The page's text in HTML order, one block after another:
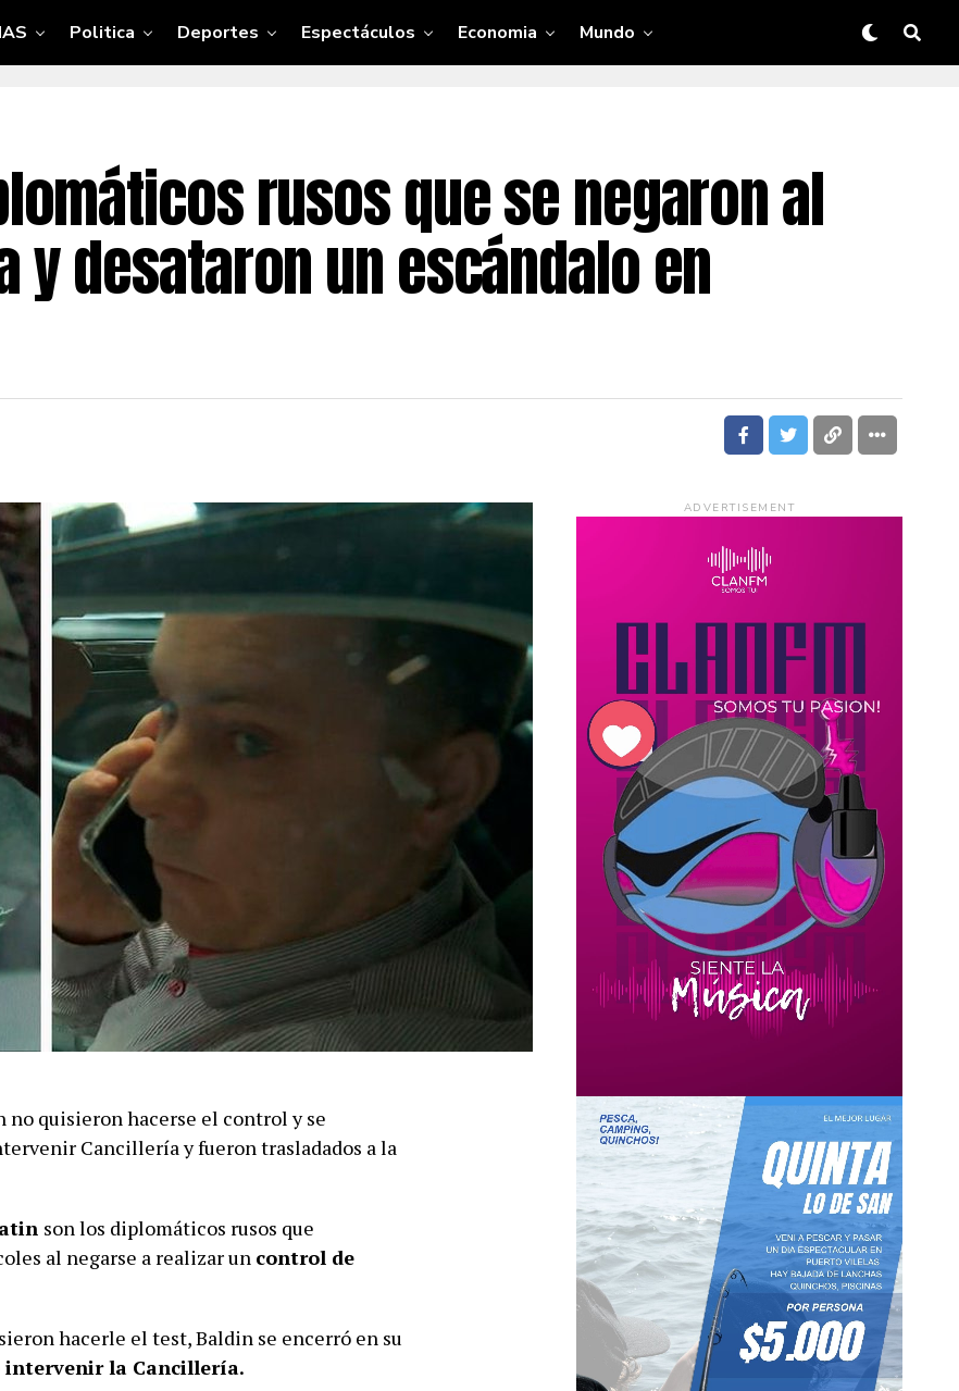
Politica Deportes Espectáculos Economia Mundo
rusos que se negaron al
desataron un escándalo en
no quisieron hacerse el control y se
Cancillería y fueron trasladados a la
son los diplomáticos rusos que
al negarse a realizar un control de
hacerle el test, Baldin se encerró en su
intervenir la Cancillería.
ADVERTISEMENT